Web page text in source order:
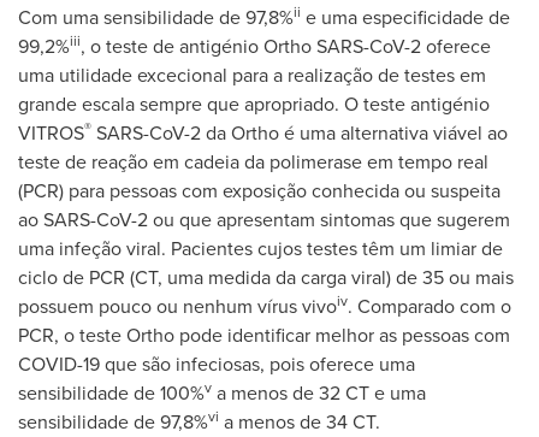
Com uma sensibilidade de 97,8%ii e uma especificidade de
99,2%iii, o teste de antigénio Ortho SARS-CoV-2 oferece
uma utilidade excecional para a realização de testes em
grande escala sempre que apropriado. O teste antigénio
VITROS® SARS-CoV-2 da Ortho é uma alternativa viável ao
teste de reação em cadeia da polimerase em tempo real
(PCR) para pessoas com exposição conhecida ou suspeita
ao SARS-CoV-2 ou que apresentam sintomas que sugerem
uma infeção viral. Pacientes cujos testes têm um limiar de
ciclo de PCR (CT, uma medida da carga viral) de 35 ou mais
possuem pouco ou nenhum vírus vivoiv. Comparado com o
PCR, o teste Ortho pode identificar melhor as pessoas com
COVID-19 que são infeciosas, pois oferece uma
sensibilidade de 100%v a menos de 32 CT e uma
sensibilidade de 97,8%vi a menos de 34 CT.